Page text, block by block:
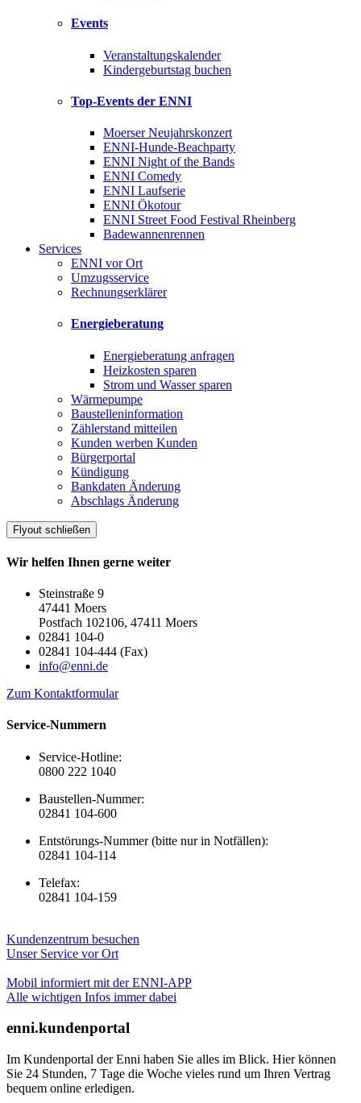
Events
Veranstaltungskalender
Kindergeburtstag buchen
Top-Events der ENNI
Moerser Neujahrskonzert
ENNI-Hunde-Beachparty
ENNI Night of the Bands
ENNI Comedy
ENNI Laufserie
ENNI Ökotour
ENNI Street Food Festival Rheinberg
Badewannenrennen
Services
ENNI vor Ort
Umzugsservice
Rechnungserklärer
Energieberatung
Energieberatung anfragen
Heizkosten sparen
Strom und Wasser sparen
Wärmepumpe
Baustelleninformation
Zählerstand mitteilen
Kunden werben Kunden
Bürgerportal
Kündigung
Bankdaten Änderung
Abschlags Änderung
Flyout schließen
Wir helfen Ihnen gerne weiter
Steinstraße 9
47441 Moers
Postfach 102106, 47411 Moers
02841 104-0
02841 104-444 (Fax)
info@enni.de
Zum Kontaktformular
Service-Nummern
Service-Hotline:
0800 222 1040
Baustellen-Nummer:
02841 104-600
Entstörungs-Nummer (bitte nur in Notfällen):
02841 104-114
Telefax:
02841 104-159
Kundenzentrum besuchen
Unser Service vor Ort
Mobil informiert mit der ENNI-APP
Alle wichtigen Infos immer dabei
enni.kundenportal
Im Kundenportal der Enni haben Sie alles im Blick. Hier können
Sie 24 Stunden, 7 Tage die Woche vieles rund um Ihren Vertrag
bequem online erledigen.